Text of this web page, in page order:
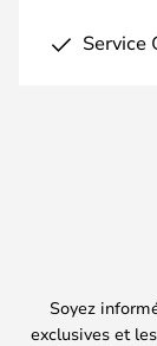
Service
Soyez
exclusives et